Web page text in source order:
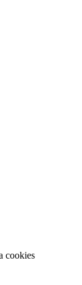
cookies